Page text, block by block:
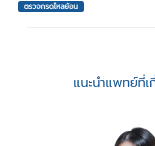
ตรวจกรดไหลย้อน
แนะนำแพทย์ที่